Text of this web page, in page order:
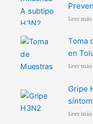
Leer más
Toma
en
Leer más
Gripe
Leer más